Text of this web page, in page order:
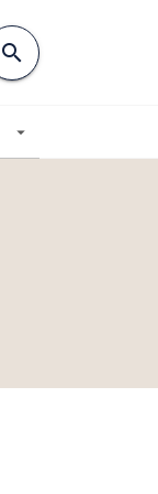
search
arrow_drop_down